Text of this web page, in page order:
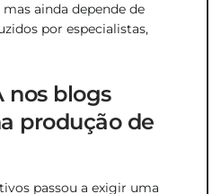
ainda depende de
por especialistas,
nos blogs
produção de
passou a exigir uma